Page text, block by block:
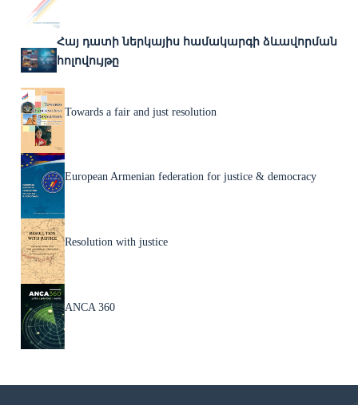
Հայ դատի ներկայիս համակարգի ձևավորման
հոլովույթը
Towards a fair and just resolution
European Armenian federation for justice & democracy
Resolution with justice
ANCA 360